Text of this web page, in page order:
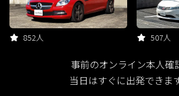
852人 507人
事前のオンライン本人確
当日はすぐに出発できま